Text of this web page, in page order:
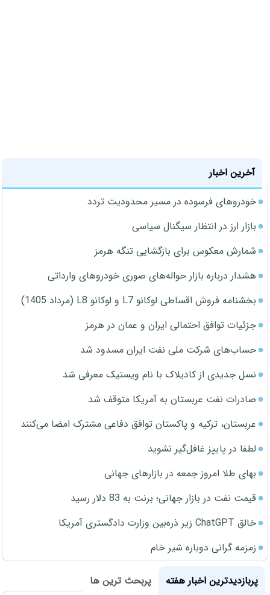
آخرین اخبار
خودروهای فرسوده در مسیر محدودیت تردد
بازار ارز در انتظار سیگنال سیاسی
شمارش معکوس برای بازگشایی تنگه هرمز
هشدار درباره بازار حواله‌های صوری خودروهای وارداتی
بخشنامه فروش اقساطی لوکانو L7 و لوکانو L8 (مرداد 1405)
جزئیات توافق احتمالی ایران و عمان در هرمز
حساب‌های شرکت ملی نفت ایران مسدود شد
نسل جدیدی از کادیلاک با نام ویستیک معرفی شد
صادرات نفت عربستان به آمریکا متوقف شد
عربستان، ترکیه و پاکستان توافق دفاعی مشترک امضا می‌کنند
لطفا در پاییز غافل‌گیر نشوید
بهای طلا امروز جمعه در بازارهای جهانی
قیمت نفت در بازار جهانی؛ برنت به 83 دلار رسید
خالق ChatGPT زیر ذره‌بین وزارت دادگستری آمریکا
زمزمه گرانی دوباره شیر خام
پربازدیدترین اخبار هفته
پربحث ترین ها